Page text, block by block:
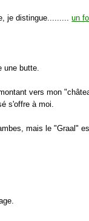
je distingue.........un
butte.
vers mon
s'offre à moi.
mais le "Graal"